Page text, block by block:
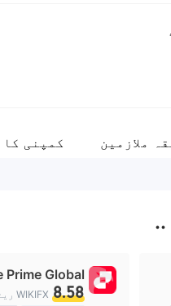
ملازمین کمپنی
Prime Global
8.58 WIKIFX ریٹنگ